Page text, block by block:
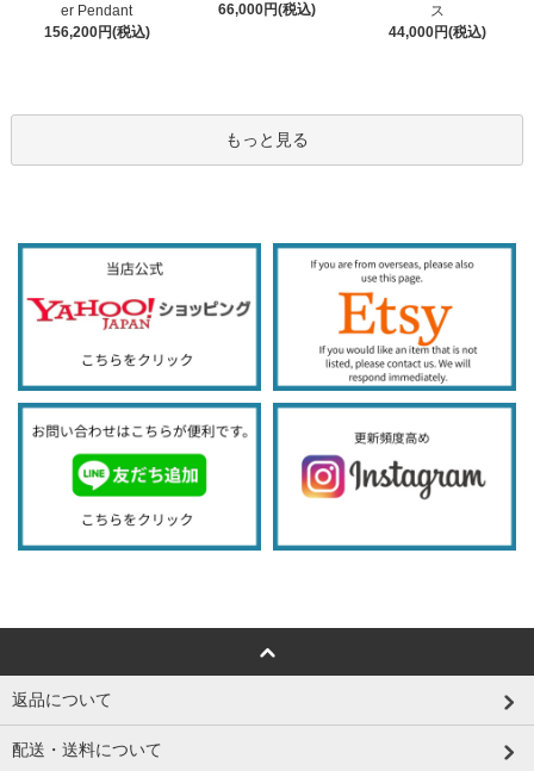
er Pendant
156,200円(税込)
66,000円(税込)
ス
44,000円(税込)
もっと見る
返品について
配送・送料について